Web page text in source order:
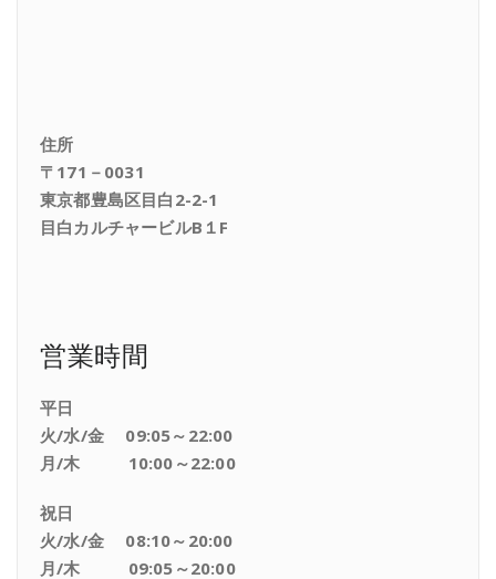
住所
〒171－0031
東京都豊島区目白2-2-1
目白カルチャービルB１F
営業時間
平日
火/水/金 09:05～22:00
月/木 10:00～22:00
祝日
火/水/金 08:10～20:00
月/木 09:05～20:00